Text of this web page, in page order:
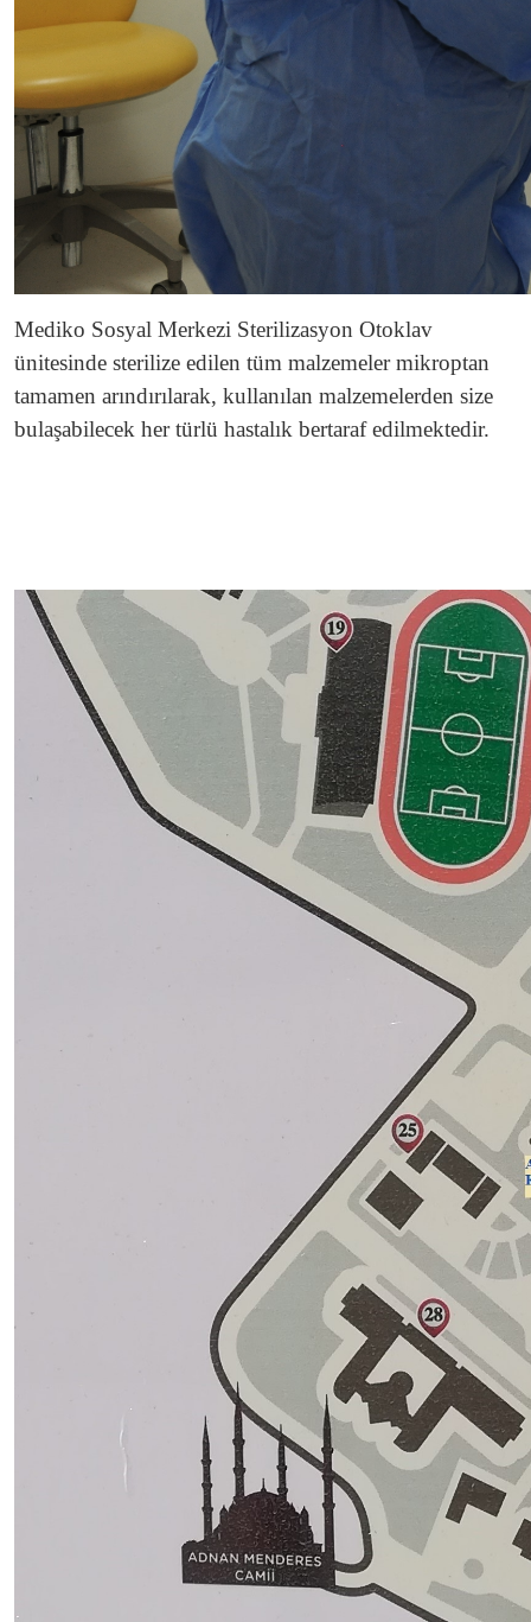
Mediko Sosyal Merkezi Sterilizasyon Otoklav
ünitesinde sterilize edilen tüm malzemeler mikroptan
tamamen arındırılarak, kullanılan malzemelerden size
bulaşabilecek her türlü hastalık bertaraf edilmektedir.